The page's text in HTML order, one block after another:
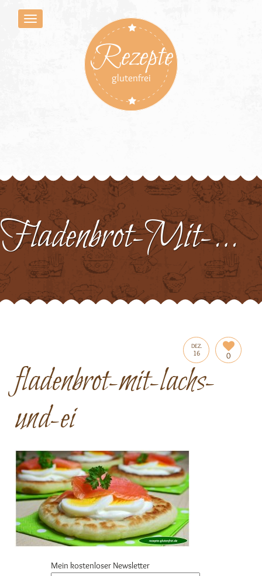
Rezepte
glutenfrei
Fladenbrot-Mit-Lachs-Und-Ei
DEZ.
16 0
fladenbrot-mit-lachs-
und-ei
Mein kostenloser Newsletter